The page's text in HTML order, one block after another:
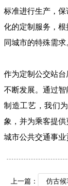
标准进行生产，
化的定制服务，
同城市的特殊需求
作为定制公交站
不断发展。通过
制造工艺，我们
象，并为乘客提
城市公共交通事业
上一篇： 仿古